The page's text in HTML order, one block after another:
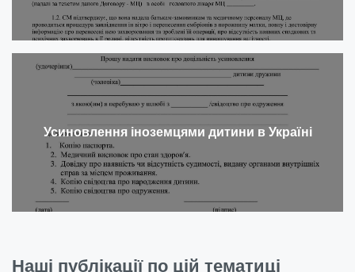
Усиновлення іноземцями дитини в Україні
Наші публікації по цій тематиці